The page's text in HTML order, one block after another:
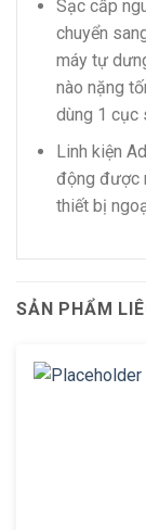
Sạc cấp
chuyển
máy tự
nào nặng
dùng 1 cục
Linh kiện
động được
thiết bị
SẢN PHẨM